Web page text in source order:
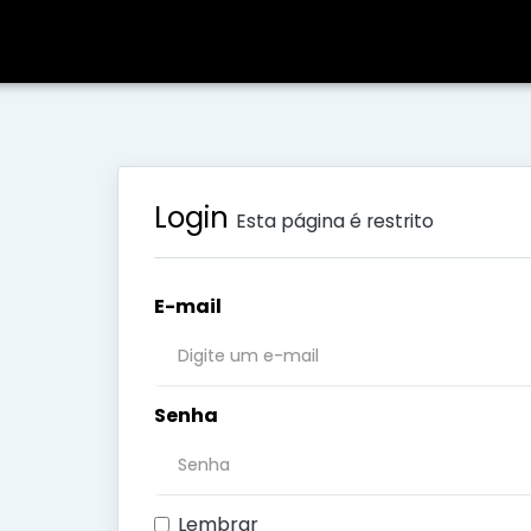
Login Esta página é restrito
E-mail
Senha
Lembrar